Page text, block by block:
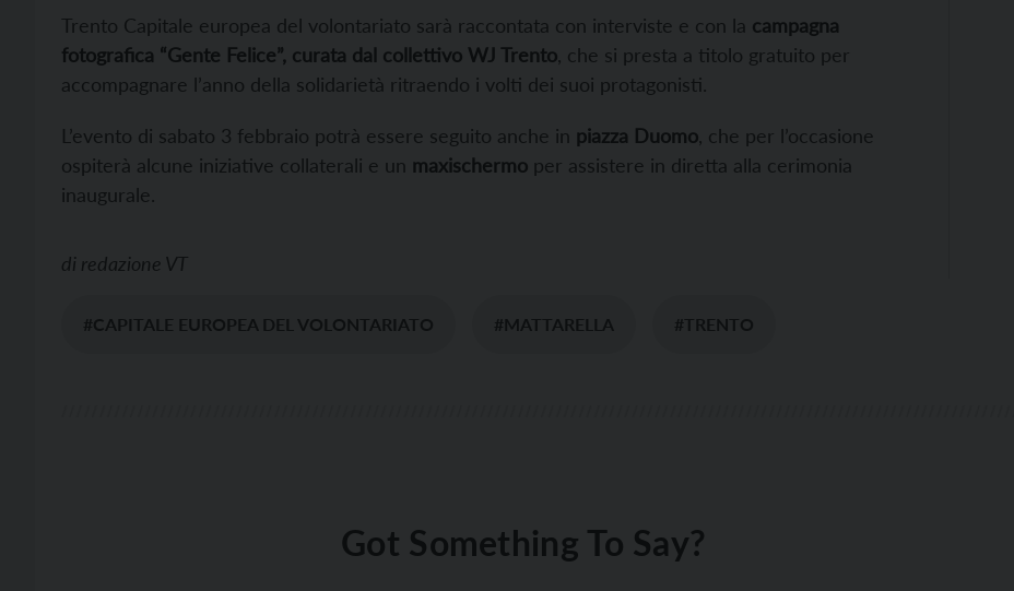
Trento Capitale europea del volontariato sarà raccontata con interviste e con la campagna
fotografica “Gente Felice”, curata dal collettivo WJ Trento , che si presta a titolo gratuito per
accompagnare l’anno della solidarietà ritraendo i volti dei suoi protagonisti.
L’evento di sabato 3 febbraio potrà essere seguito anche in piazza Duomo , che per l’occasione
ospiterà alcune iniziative collaterali e un maxischermo per assistere in diretta alla cerimonia
inaugurale.
di redazione VT
#CAPITALE EUROPEA DEL VOLONTARIATO #MATTARELLA #TRENTO
Got Something To Say?